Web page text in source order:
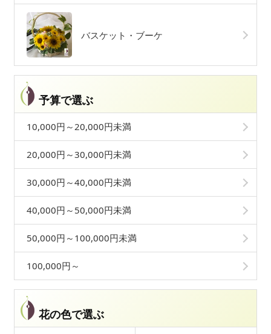
バスケット・ブーケ
予算で選ぶ
10,000円～20,000円未満
20,000円～30,000円未満
30,000円～40,000円未満
40,000円～50,000円未満
50,000円～100,000円未満
100,000円～
花の色で選ぶ